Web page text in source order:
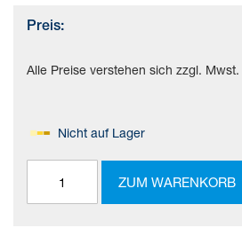
Preis:
Alle Preise verstehen sich zzgl.
Nicht auf Lager
ZUM WARENKORB